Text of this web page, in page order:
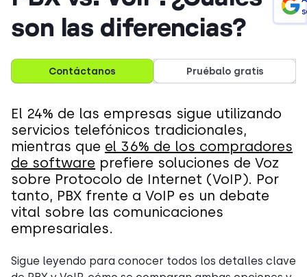
son las diferencias?
Contáctanos Pruébalo gratis
El 24% de las empresas sigue utilizando
servicios telefónicos tradicionales,
mientras que el 36% de los compradores
de software prefiere soluciones de Voz
sobre Protocolo de Internet (VoIP). Por
tanto, PBX frente a VoIP es un debate
vital sobre las comunicaciones
empresariales.
Sigue leyendo para conocer todos los detalles clave